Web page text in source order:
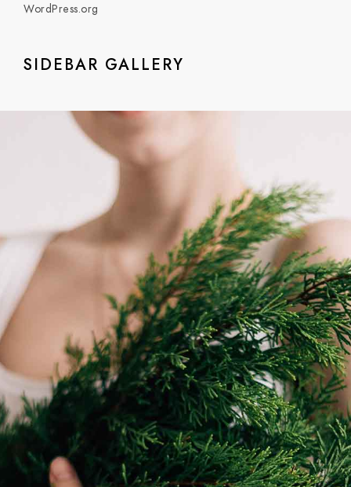
WordPress.org
SIDEBAR GALLERY